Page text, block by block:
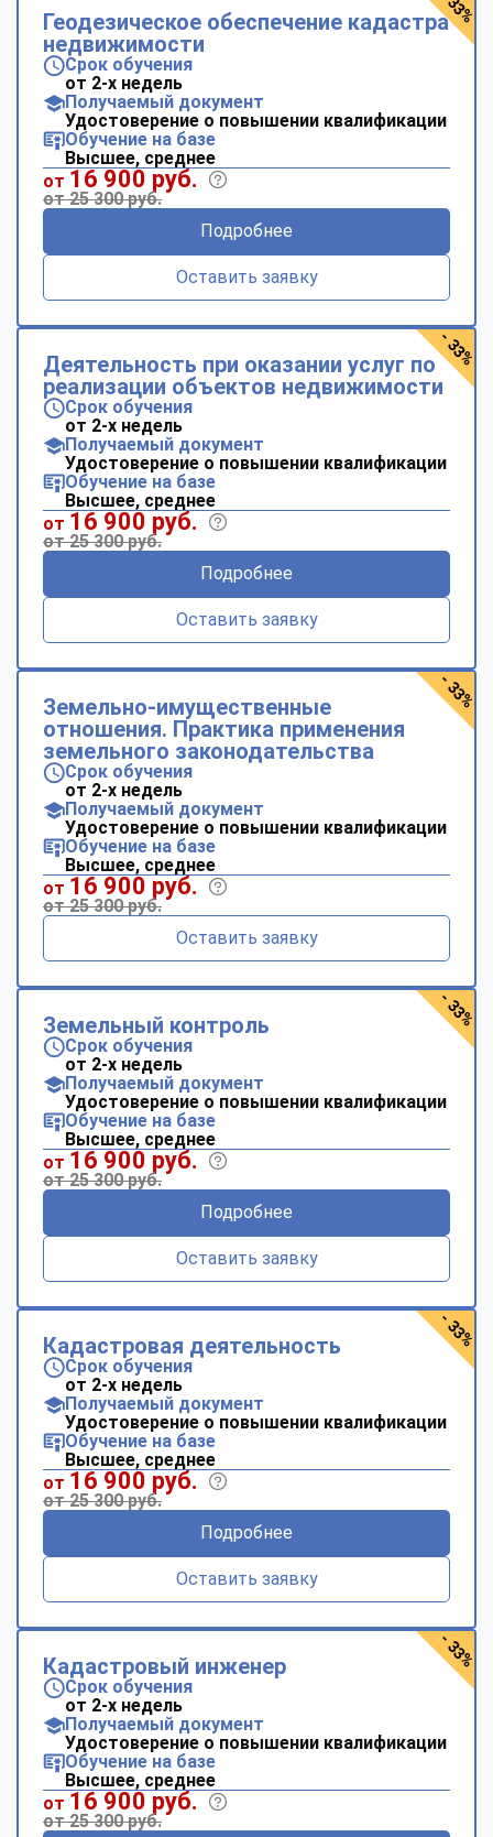
Геодезическое обеспечение кадастра
недвижимости
Срок обучения
от 2-х недель
Получаемый документ
Удостоверение о повышении квалификации
Обучение на базе
Высшее, среднее
от 16 900 руб.
от 25 300 руб.
Подробнее
Оставить заявку
Деятельность при оказании услуг по
реализации объектов недвижимости
Срок обучения
от 2-х недель
Получаемый документ
Удостоверение о повышении квалификации
Обучение на базе
Высшее, среднее
от 16 900 руб.
от 25 300 руб.
Подробнее
Оставить заявку
- 33%
Земельно-имущественные
отношения. Практика применения
земельного законодательства
Срок обучения
от 2-х недель
Получаемый документ
Удостоверение о повышении квалификации
Обучение на базе
Высшее, среднее
от 16 900 руб.
от 25 300 руб.
Оставить заявку
- 33%
Земельный контроль
Срок обучения
от 2-х недель
Получаемый документ
Удостоверение о повышении квалификации
Обучение на базе
Высшее, среднее
от 16 900 руб.
от 25 300 руб.
Подробнее
Оставить заявку
- 33%
Кадастровая деятельность
Срок обучения
от 2-х недель
Получаемый документ
Удостоверение о повышении квалификации
Обучение на базе
Высшее, среднее
от 16 900 руб.
от 25 300 руб.
Подробнее
Оставить заявку
- 33%
Кадастровый инженер
Срок обучения
от 2-х недель
Получаемый документ
Удостоверение о повышении квалификации
Обучение на базе
Высшее, среднее
от 16 900 руб.
от 25 300 руб.
- 33%